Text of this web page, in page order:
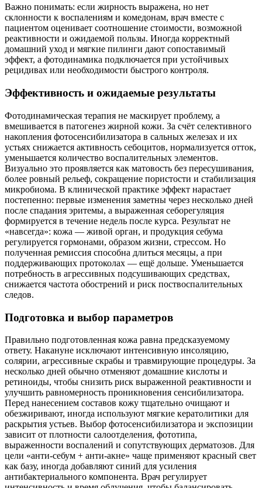
Важно понимать: если жирность выражена, но нет
склонности к воспалениям и комедонам, врач вместе с
пациентом оценивает соотношение стоимости, возможной
реактивности и ожидаемой пользы. Иногда корректный
домашний уход и мягкие пилинги дают сопоставимый
эффект, а фотодинамика подключается при устойчивых
рецидивах или необходимости быстрого контроля.
Эффективность и ожидаемые результаты
Фотодинамическая терапия не маскирует проблему, а
вмешивается в патогенез жирной кожи. За счёт селективного
накопления фотосенсибилизатора в сальных железах и их
устьях снижается активность себоцитов, нормализуется отток,
уменьшается количество воспалительных элементов.
Визуально это проявляется как матовость без пересушивания,
более ровный рельеф, сокращение пористости и стабилизация
микробиома. В клинической практике эффект нарастает
постепенно: первые изменения заметны через несколько дней
после спадания эритемы, а выраженная себорегуляция
формируется в течение недель после курса. Результат не
«навсегда»: кожа — живой орган, и продукция себума
регулируется гормонами, образом жизни, стрессом. Но
полученная ремиссия способна длиться месяцы, а при
поддерживающих протоколах — ещё дольше. Уменьшается
потребность в агрессивных подсушивающих средствах,
снижается частота обострений и риск поствоспалительных
следов.
Подготовка и выбор параметров
Правильно подготовленная кожа равна предсказуемому
ответу. Накануне исключают интенсивную инсоляцию,
солярии, агрессивные скрабы и травмирующие процедуры. За
несколько дней обычно отменяют домашние кислоты и
ретиноиды, чтобы снизить риск выраженной реактивности и
улучшить равномерность проникновения сенсибилизатора.
Перед нанесением составов кожу тщательно очищают и
обезжиривают, иногда используют мягкие кератолитики для
раскрытия устьев. Выбор фотосенсибилизатора и экспозиции
зависит от плотности салоотделения, фототипа,
выраженности воспалений и сопутствующих дерматозов. Для
цели «анти-себум + анти-акне» чаще применяют красный свет
как базу, иногда добавляют синий для усиления
антибактериального компонента. Врач регулирует